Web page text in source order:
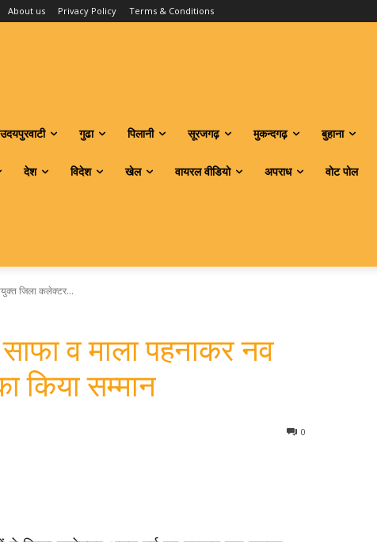
About us Privacy Policy Terms & Conditions
उदयपुरवाटी गुढा पिलानी सूरजगढ़ मुकन्दगढ़ बुहाना
देश विदेश खेल वायरल वीडियो अपराध वोट पोल
जिला कलेक्टर...
व माला पहनाकर नव
किया सम्मान
0